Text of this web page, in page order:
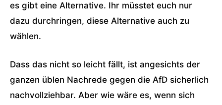
es gibt eine Alternative. Ihr müsstet euch nur
dazu durchringen, diese Alternative auch zu
wählen.
Dass das nicht so leicht fällt, ist angesichts der
ganzen üblen Nachrede gegen die AfD sicherlich
nachvollziehbar. Aber wie wäre es, wenn sich